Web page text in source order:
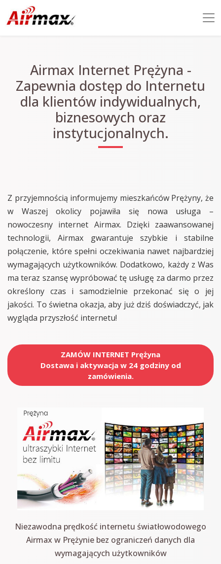
Airmax Internet Prężyna -
Zapewnia dostęp do Internetu
dla klientów indywidualnych,
biznesowych oraz
instytucjonalnych.
Z przyjemnością informujemy mieszkańców Prężyny, że
w Waszej okolicy pojawiła się nowa usługa –
nowoczesny internet Airmax. Dzięki zaawansowanej
technologii, Airmax gwarantuje szybkie i stabilne
połączenie, które spełni oczekiwania nawet najbardziej
wymagających użytkowników. Dodatkowo, każdy z Was
ma teraz szansę wypróbować tę usługę za darmo przez
określony czas i samodzielnie przekonać się o jej
jakości. To świetna okazja, aby już dziś doświadczyć, jak
wygląda przyszłość internetu!
ZAMÓW INTERNET Prężyna
Dostawa i aktywacja w 24 godziny od
zamówienia.
Niezawodna prędkość internetu światłowodowego
Airmax w Prężynie bez ograniczeń danych dla
wymagających użytkowników